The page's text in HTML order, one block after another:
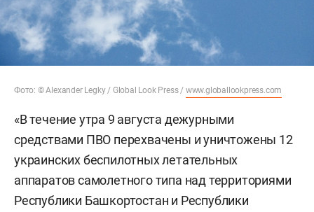
Фото: © Alexander Legky / Global Look Press / www.globallookpress.com
«В течение утра 9 августа дежурными
средствами ПВО перехвачены и уничтожены 12
украинских беспилотных летательных
аппаратов самолетного типа над территориями
Республики Башкортостан и Республики